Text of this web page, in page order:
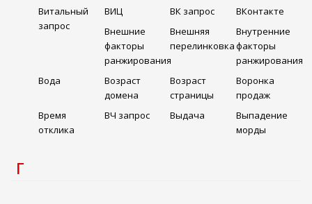
Витальный
запрос
ВИЦ ВК запрос
ВКонтакте
Внешние
факторы
ранжирования
Внешняя
перелинковка
Внутренние
факторы
ранжирования
Вода
Возраст
домена
Возраст
страницы
Воронка
продаж
Время
отклика
ВЧ запрос Выдача
Выпадение
морды
Г